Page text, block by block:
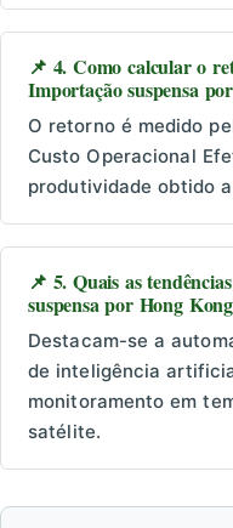
📌 4. Como calcular o
Importação suspensa
O retorno é medido
Custo Operacional
produtividade obtido
📌 5. Quais as
suspensa por Hong
Destacam-se a
de inteligência
monitoramento em
satélite.